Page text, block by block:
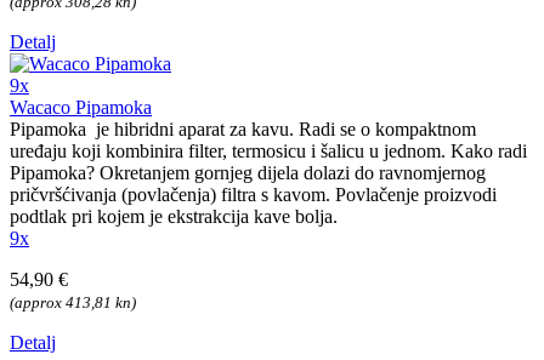
Detalj
9x
Wacaco Pipamoka
Pipamoka je hibridni aparat za kavu. Radi se o kompaktnom
uređaju koji kombinira filter, termosicu i šalicu u jednom. Kako radi
Pipamoka? Okretanjem gornjeg dijela dolazi do ravnomjernog
pričvršćivanja (povlačenja) filtra s kavom. Povlačenje proizvodi
podtlak pri kojem je ekstrakcija kave bolja.
9x
54,90 €
(approx 413,81 kn)
Detalj